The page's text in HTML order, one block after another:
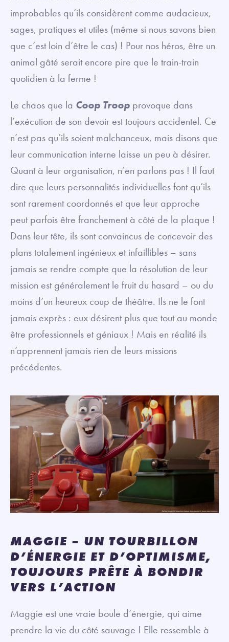
improbables qu’ils considèrent comme audacieux,
sages, pratiques et utiles (même si nous savons bien
que c’est loin d’être le cas) ! Pour nos héros, être un
animal gâté serait encore pire que le train-train
quotidien à la ferme !
Le chaos que la Coop Troop provoque dans
l’exécution de son devoir est toujours accidentel. Ce
n’est pas qu’ils soient malchanceux, mais disons que
leur communication interne laisse un peu à désirer.
Quant à leur organisation, n’en parlons pas ! Il faut
dire que leurs personnalités individuelles font qu’ils
sont rarement coordonnés et que leur approche
peut parfois être franchement à côté de la plaque !
Dans leur tête, ils sont convaincus de concevoir des
plans totalement ingénieux et infaillibles – sans
jamais se rendre compte que la résolution de leur
mission est généralement le fruit du hasard – ou du
moins d’un heureux coup de théâtre. Ils ne le font
jamais exprès : eux désirent plus que tout au monde
être professionnels et géniaux ! Mais en réalité ils
n’apprennent jamais rien de leurs missions
précédentes.
MAGGIE – UN TOURBILLON
D’ÉNERGIE ET D’OPTIMISME,
TOUJOURS PRÊTE À BONDIR
VERS L’ACTION
Maggie est une vraie boule d’énergie, qui aime
prendre la vie du côté sauvage ! Elle ressemble à